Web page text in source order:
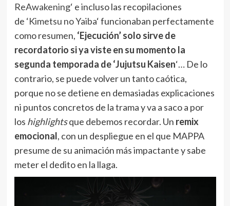
ReAwakening‘ e incluso las recopilaciones
de ‘Kimetsu no Yaiba‘ funcionaban perfectamente
como resumen, ‘Ejecución’ solo sirve de
recordatorio si ya viste en su momento la
segunda temporada de ‘Jujutsu Kaisen‘… De lo
contrario, se puede volver un tanto caótica,
porque no se detiene en demasiadas explicaciones
ni puntos concretos de la trama y va a saco a por
los highlightsque debemos recordar. Un remix
emocional, con un despliegue en el que MAPPA
presume de su animación más impactante y sabe
meter el dedito en la llaga.